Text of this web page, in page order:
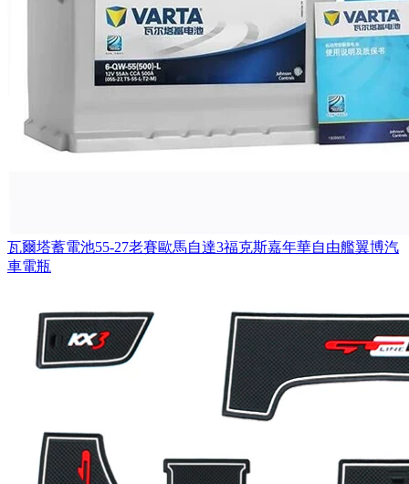
瓦爾塔蓄電池55-27老賽歐馬自達3福克斯嘉年華自由艦翼博汽
車電瓶